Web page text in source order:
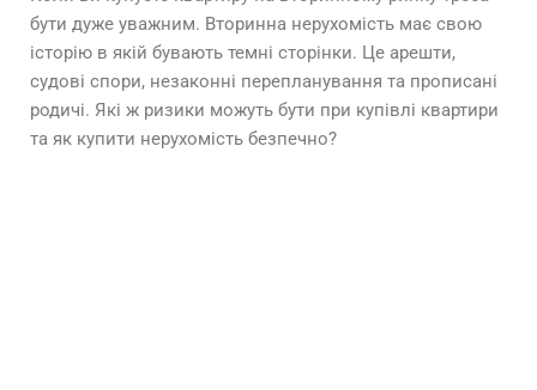
бути дуже уважним. Вторинна нерухомість має свою
історію в якій бувають темні сторінки. Це арешти,
судові спори, незаконні перепланування та прописані
родичі. Які ж ризики можуть бути при купівлі квартири
та як купити нерухомість безпечно?